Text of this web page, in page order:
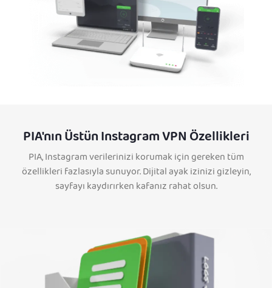
PIA'nın Üstün Instagram VPN Özellikleri
PIA, Instagram verilerinizi korumak için gereken tüm
özellikleri fazlasıyla sunuyor. Dijital ayak izinizi gizleyin,
sayfayı kaydırırken kafanız rahat olsun.